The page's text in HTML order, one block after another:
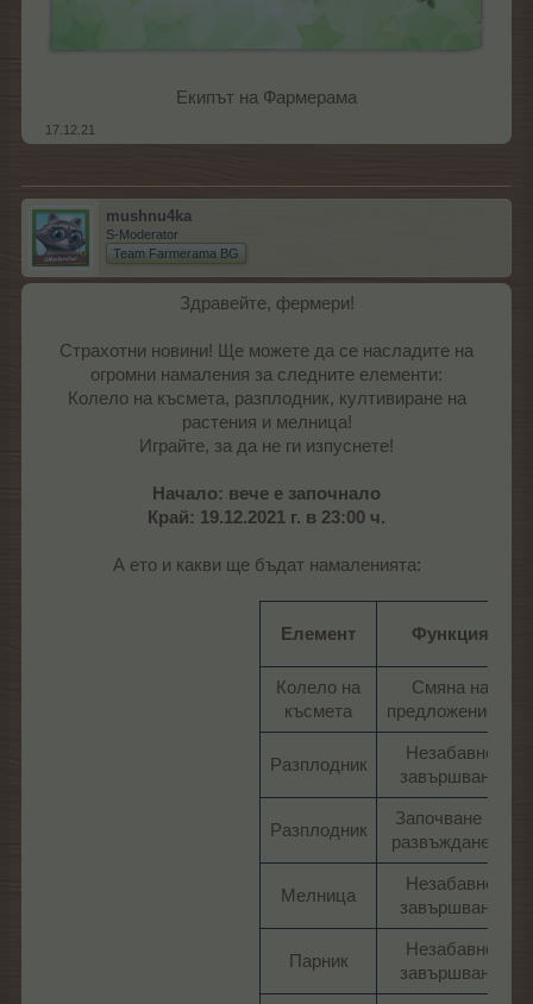
Екипът на Фармерама​
17.12.21
mushnu4ka
S-Moderator
Team Farmerama BG
Здравейте, фермери!
Страхотни новини! Ще можете да се насладите на
огромни намаления за следните елементи:
Колело на късмета, разплодник, култивиране на
растения и мелница!
Играйте, за да не ги изпуснете!
Начало: вече е започнало
Край: 19.12.2021 г. в 23:00 ч.
А ето и какви ще бъдат намаленията:
Елемент Функция
Колело на
късмета​
Смяна на
предложението​
Разплодник​
Незабавно
завършване​
Разплодник​
Започване на
развъждането​
Мелница​
Незабавно
завършване​
Парник​
Незабавно
завършване​